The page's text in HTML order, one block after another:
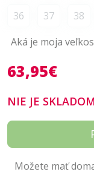
36
37 38
Aká je moja
63,95€
NIE JE
Možete mať